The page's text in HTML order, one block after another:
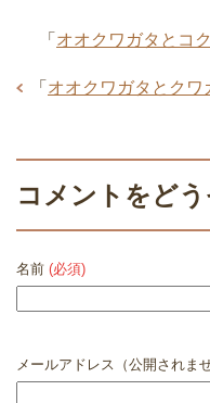
「 オオクワガタとコ
「 オオクワガタとクワ
コメントをど
名前 (必須)
メールアドレス（公開されま